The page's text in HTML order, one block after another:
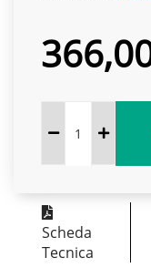
Scheda
Tecnica